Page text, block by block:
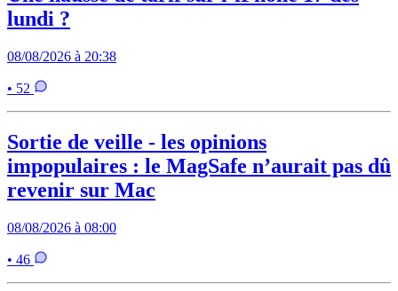
lundi ?
08/08/2026 à 20:38
• 52
Sortie de veille - les opinions
impopulaires : le MagSafe n’aurait pas dû
revenir sur Mac
08/08/2026 à 08:00
• 46